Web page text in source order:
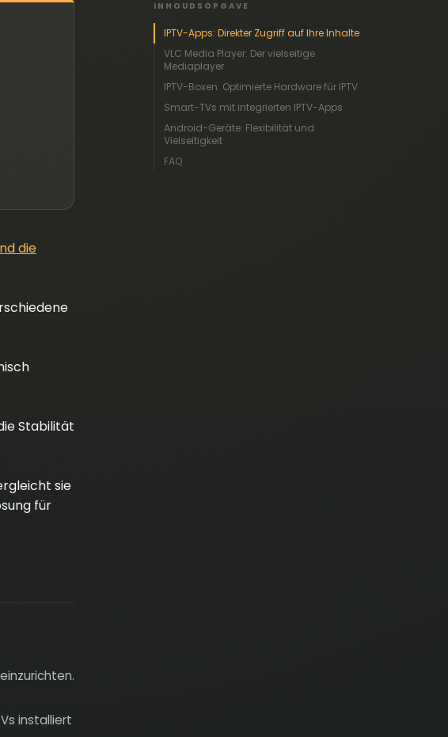
die
Stabilität
sie
für
installiert
INHOUDSOPGAVE
IPTV-Apps: Direkter Zugriff auf Ihre Inhalte
VLC Media Player: Der vielseitige
Mediaplayer
IPTV-Boxen: Optimierte Hardware für IPTV
Smart-TVs mit integrierten IPTV-Apps
Android-Geräte: Flexibilität und
Vielseitigkeit
FAQ